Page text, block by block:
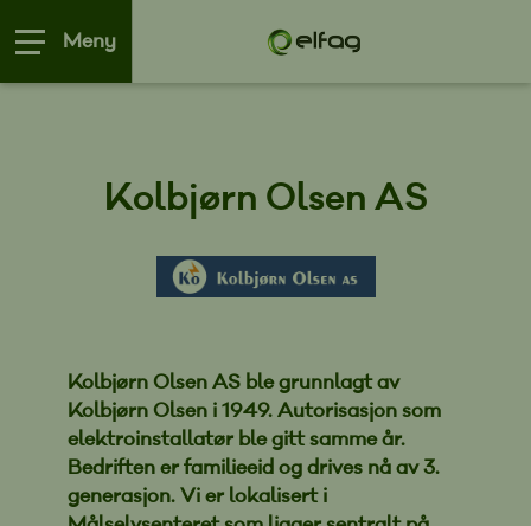
Meny
Kolbjørn Olsen AS
Kolbjørn Olsen AS ble grunnlagt av
Kolbjørn Olsen i 1949. Autorisasjon som
elektroinstallatør ble gitt samme år.
Bedriften er familieeid og drives nå av 3.
generasjon. Vi er lokalisert i